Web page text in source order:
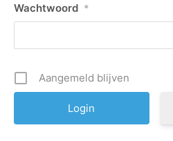
Wachtwoord *
Aangemeld blijven